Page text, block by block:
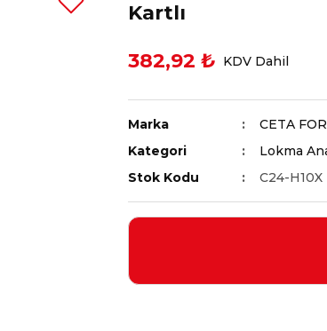
Kartlı
382,92 ₺ KDV Dahil
Marka
CETA
Kategori
Lokma
Stok Kodu
C24-H10X